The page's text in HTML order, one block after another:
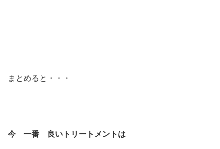
まとめると・・・
今 一番 良いトリートメントは